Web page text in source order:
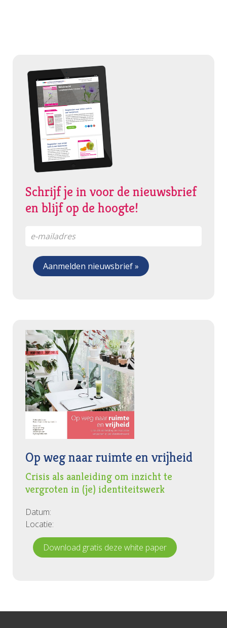
Schrijf je in voor de nieuwsbrief
en blijf op de hoogte!
Op weg naar ruimte en vrijheid
Crisis als aanleiding om inzicht te
vergroten in (je) identiteitswerk
Datum:
Locatie:
Download gratis deze white paper